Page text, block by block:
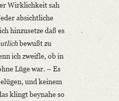
Wirklichkeit sah
absichtliche
hinzusetze daß es
bewußt zu
ich zweifle, ob in
Lüge war. – Es
und keinem
klingt beynahe so